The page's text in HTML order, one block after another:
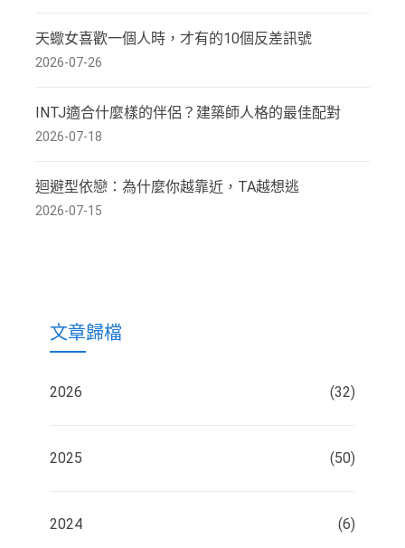
天蠍女喜歡一個人時，才有的10個反差訊號
2026-07-26
INTJ適合什麼樣的伴侶？建築師人格的最佳配對
2026-07-18
迴避型依戀：為什麼你越靠近，TA越想逃
2026-07-15
文章歸檔
2026 (32)
2025 (50)
2024 (6)